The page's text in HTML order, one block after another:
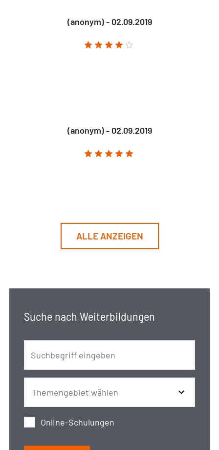
(anonym) - 02.09.2019
(anonym) - 02.09.2019
ALLE ANZEIGEN
Suche nach Weiterbildungen
Online-Schulungen